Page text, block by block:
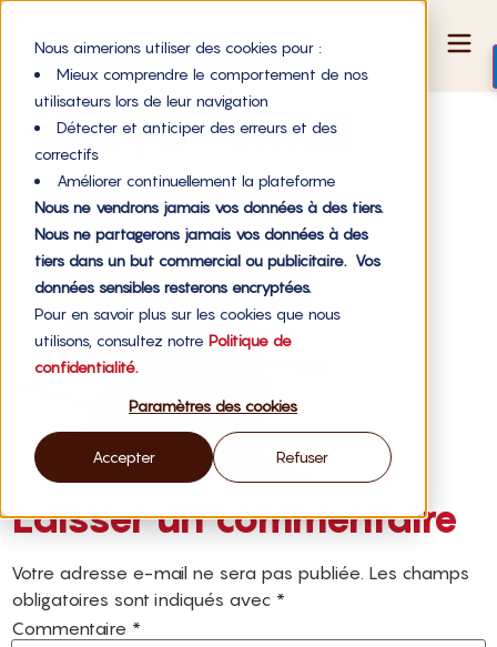
Nous aimerions utiliser des cookies pour :
Mieux comprendre le comportement de nos
utilisateurs lors de leur navigation
Détecter et anticiper des erreurs et des
correctifs
Améliorer continuellement la plateforme
Nous ne vendrons jamais vos données à des tiers.
Nous ne partagerons jamais vos données à des
tiers dans un but commercial ou publicitaire. Vos
données sensibles resterons encryptées.
Pour en savoir plus sur les cookies que nous
utilisons, consultez notre Politique de
confidentialité.
Paramètres des cookies
Accepter Refuser
sasiya-smail
Laisser un commentaire
Votre adresse e-mail ne sera pas publiée. Les champs
obligatoires sont indiqués avec *
Commentaire *